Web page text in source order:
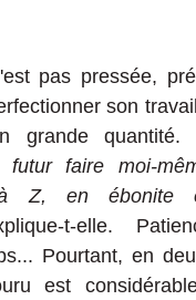
pas pressée,
son
grande quantité.
faire moi-
Z, en ébonite
t-elle.
Pourtant, en
est